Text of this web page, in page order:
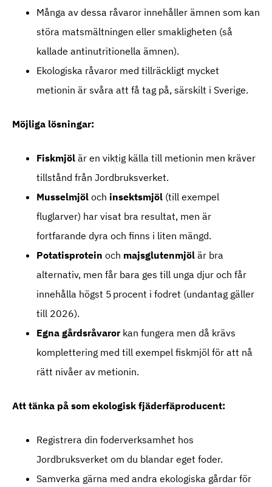
Många av dessa råvaror innehåller ämnen som kan
störa matsmältningen eller smakligheten (så
kallade antinutritionella ämnen).
Ekologiska råvaror med tillräckligt mycket
metionin är svåra att få tag på, särskilt i Sverige.
Möjliga lösningar:
Fiskmjöl är en viktig källa till metionin men kräver
tillstånd från Jordbruksverket.
Musselmjöl och insektsmjöl (till exempel
fluglarver) har visat bra resultat, men är
fortfarande dyra och finns i liten mängd.
Potatisprotein och majsglutenmjöl är bra
alternativ, men får bara ges till unga djur och får
innehålla högst 5 procent i fodret (undantag gäller
till 2026).
Egna gårdsråvarorkan fungera men då krävs
komplettering med till exempel fiskmjöl för att nå
rätt nivåer av metionin.
Att tänka på som ekologisk fjäderfäproducent:
Registrera din foderverksamhet hos
Jordbruksverket om du blandar eget foder.
Samverka gärna med andra ekologiska gårdar för